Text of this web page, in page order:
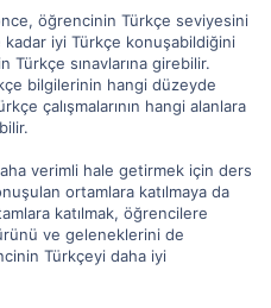
öğrencinin Türkçe seviyesini
iyi Türkçe konuşabildiğini
sınavlarına girebilir.
bilgilerinin hangi düzeyde
çalışmalarının hangi alanlara
verimli hale getirmek için ders
ortamlara katılmaya da
katılmak, öğrencilere
ve geleneklerini de
Türkçeyi daha iyi